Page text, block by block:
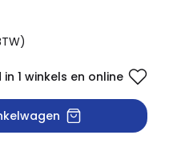
1 winkels en online